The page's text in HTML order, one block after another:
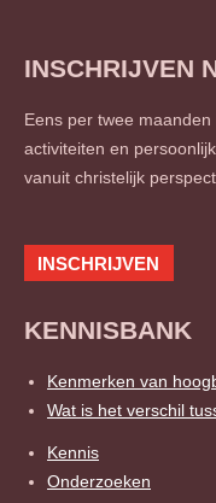
t
g
r
a
e
o
o
k
f
k
d
i
n
i
n
INSCHRIJVEN
Eens per twee
activiteiten en
vanuit christelijk
INSCHRIJVEN
KENNISBANK
Kenmerken van
Wat is het verschil
Kennis
Onderzoeken